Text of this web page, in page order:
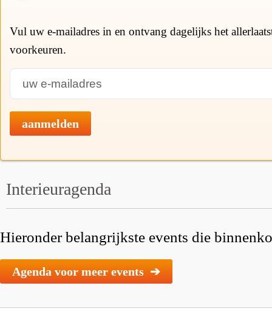
Vul uw e-mailadres in en ontvang dagelijks het
voorkeuren.
aanmelden
Interieuragenda
Hieronder belangrijkste events die
Agenda voor meer events ➔